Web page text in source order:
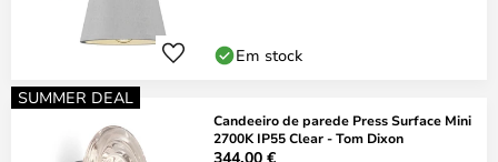
Em stock
SUMMER DEAL
Candeeiro de parede Press Surface Mini
2700K IP55 Clear - Tom Dixon
344,00 €